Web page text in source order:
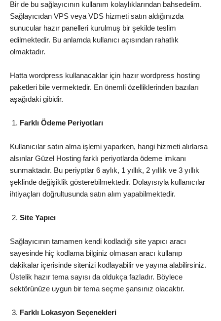
Bir de bu sağlayıcının kullanım kolaylıklarından bahsedelim.
Sağlayıcıdan VPS veya VDS hizmeti satın aldığınızda
sunucular hazır panelleri kurulmuş bir şekilde teslim
edilmektedir. Bu anlamda kullanıcı açısından rahatlık
olmaktadır.
Hatta wordpress kullanacaklar için hazır wordpress hosting
paketleri bile vermektedir. En önemli özelliklerinden bazıları
aşağıdaki gibidir.
Farklı Ödeme Periyotları
Kullanıcılar satın alma işlemi yaparken, hangi hizmeti alırlarsa
alsınlar Güzel Hosting farklı periyotlarda ödeme imkanı
sunmaktadır. Bu periyptlar 6 aylık, 1 yıllık, 2 yıllık ve 3 yıllık
şeklinde değişiklik gösterebilmektedir. Dolayısıyla kullanıcılar
ihtiyaçları doğrultusunda satın alım yapabilmektedir.
Site Yapıcı
Sağlayıcının tamamen kendi kodladığı site yapıcı aracı
sayesinde hiç kodlama bilginiz olmasan aracı kullanıp
dakikalar içerisinde sitenizi kodlayabilir ve yayına alabilirsiniz.
Üstelik hazır tema sayısı da oldukça fazladır. Böylece
sektörünüze uygun bir tema seçme şansınız olacaktır.
Farklı Lokasyon Seçenekleri